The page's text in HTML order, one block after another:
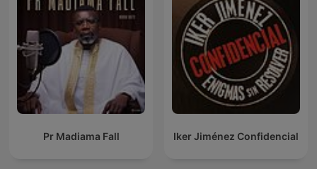
Pr Madiama Fall Iker Jiménez Confidencial